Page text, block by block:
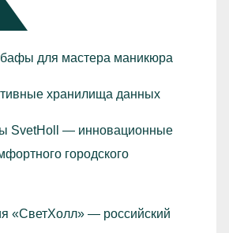
для мастера маникюра
хранилища данных
SvetHoll — инновационные
городского
«СветХолл» — российский